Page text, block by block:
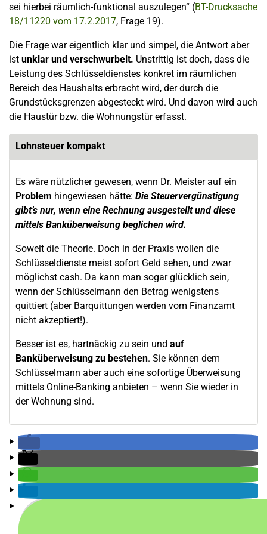
sei hierbei räumlich-funktional auszulegen“ (BT-Drucksache
18/11220 vom 17.2.2017, Frage 19).
Die Frage war eigentlich klar und simpel, die Antwort aber
ist unklar und verschwurbelt. Unstrittig ist doch, dass die
Leistung des Schlüsseldienstes konkret im räumlichen
Bereich des Haushalts erbracht wird, der durch die
Grundstücksgrenzen abgesteckt wird. Und davon wird auch
die Haustür bzw. die Wohnungstür erfasst.
Lohnsteuer kompakt
Es wäre nützlicher gewesen, wenn Dr. Meister auf ein
Problem hingewiesen hätte: Die Steuervergünstigung
gibt’s nur, wenn eine Rechnung ausgestellt und diese
mittels Banküberweisung beglichen wird.
Soweit die Theorie. Doch in der Praxis wollen die
Schlüsseldienste meist sofort Geld sehen, und zwar
möglichst cash. Da kann man sogar glücklich sein,
wenn der Schlüsselmann den Betrag wenigstens
quittiert (aber Barquittungen werden vom Finanzamt
nicht akzeptiert!).
Besser ist es, hartnäckig zu sein und auf
Banküberweisung zu bestehen. Sie können dem
Schlüsselmann aber auch eine sofortige Überweisung
mittels Online-Banking anbieten – wenn Sie wieder in
der Wohnung sind.